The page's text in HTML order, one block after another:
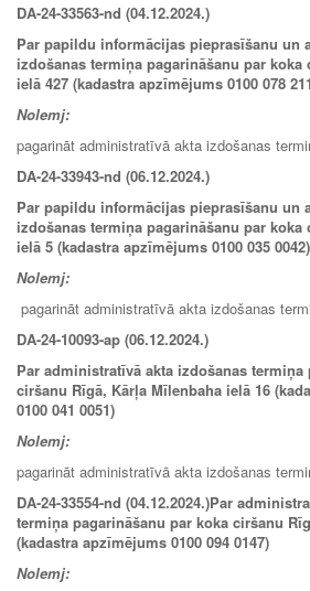
DA-24-33563-nd (04.12.2024.)
Par papildu informācijas pieprasīšanu un
izdošanas termiņa pagarināšanu par koka
ielā 427 (kadastra apzīmējums 0100 078
Nolemj:
pagarināt administratīvā akta izdošanas
DA-24-33943-nd (06.12.2024.)
Par papildu informācijas pieprasīšanu un
izdošanas termiņa pagarināšanu par koka
ielā 5 (kadastra apzīmējums 0100 035 0042)
Nolemj:
pagarināt administratīvā akta izdošanas
DA-24-10093-ap (06.12.2024.)
Par administratīvā akta izdošanas termiņa
ciršanu Rīgā, Kārļa Mīlenbaha ielā 16
0100 041 0051)
Nolemj:
pagarināt administratīvā akta izdošanas
DA-24-33554-nd (04.12.2024.)Par
termiņa pagarināšanu par koka ciršanu
(kadastra apzīmējums 0100 094 0147)
Nolemj: